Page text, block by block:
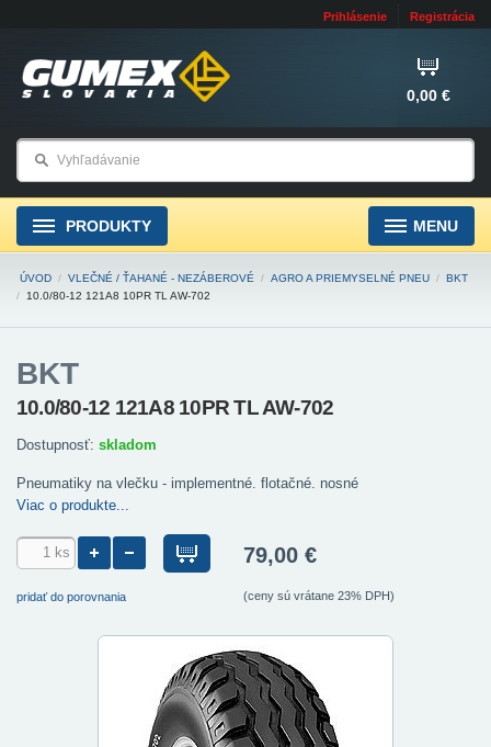
Prihlásenie Registrácia
0,00 €
PRODUKTY MENU
ÚVOD / VLEČNÉ / ŤAHANÉ - NEZÁBEROVÉ / AGRO A PRIEMYSELNÉ PNEU / BKT
/
10.0/80-12 121A8 10PR TL AW-702
BKT
10.0/80-12 121A8 10PR TL AW-702
Dostupnosť: skladom
Pneumatiky na vlečku - implementné. flotačné. nosné
Viac o produkte...
pridať do porovnania
79,00 €
(ceny sú vrátane 23% DPH)